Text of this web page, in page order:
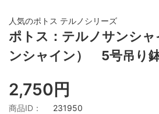
人気のポトス テルノシリーズ
ポトス：テルノサンシ
ンシャイン） 5号吊り
2,750円
商品ID： 231950